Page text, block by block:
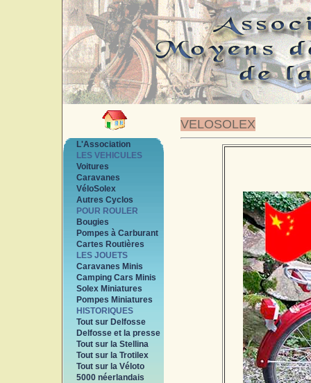
VELOSOLEX
L'Association
LES VEHICULES
Voitures
Caravanes
VéloSolex
Autres Cyclos
POUR ROULER
Bougies
Pompes à Carburant
Cartes Routières
LES JOUETS
Caravanes Minis
Camping Cars Minis
Solex Miniatures
Pompes Miniatures
HISTORIQUES
Tout sur Delfosse
Delfosse et la presse
Tout sur la Stellina
Tout sur la Trotilex
Tout sur la Véloto
5000 néerlandais